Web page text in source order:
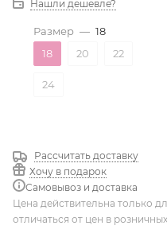
Нашли дешевле?
Размер — 18
18
20 22
24
Рассчитать доставку
Хочу в подарок
Самовывоз и доставка
Цена действительна только
отличаться от цен в